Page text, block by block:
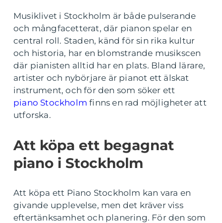
Musiklivet i Stockholm är både pulserande
och mångfacetterat, där pianon spelar en
central roll. Staden, känd för sin rika kultur
och historia, har en blomstrande musikscen
där pianisten alltid har en plats. Bland lärare,
artister och nybörjare är pianot ett älskat
instrument, och för den som söker ett
piano Stockholm finns en rad möjligheter att
utforska.
Att köpa ett begagnat
piano i Stockholm
Att köpa ett Piano Stockholm kan vara en
givande upplevelse, men det kräver viss
eftertänksamhet och planering. För den som